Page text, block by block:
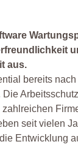
aus.
bereits nach
seit vielen
Entwicklung